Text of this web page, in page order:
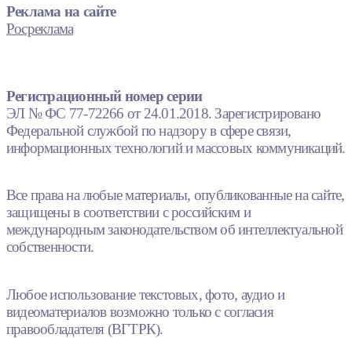
Реклама на сайте
Росреклама
Регистрационный номер серии
ЭЛ № ФС 77-72266 от 24.01.2018. Зарегистрировано
Федеральной службой по надзору в сфере связи,
информационных технологий и массовых коммуникаций.
Все права на любые материалы, опубликованные на сайте,
защищены в соответствии с российским и
международным законодательством об интеллектуальной
собственности.
Любое использование текстовых, фото, аудио и
видеоматериалов возможно только с согласия
правообладателя (ВГТРК).